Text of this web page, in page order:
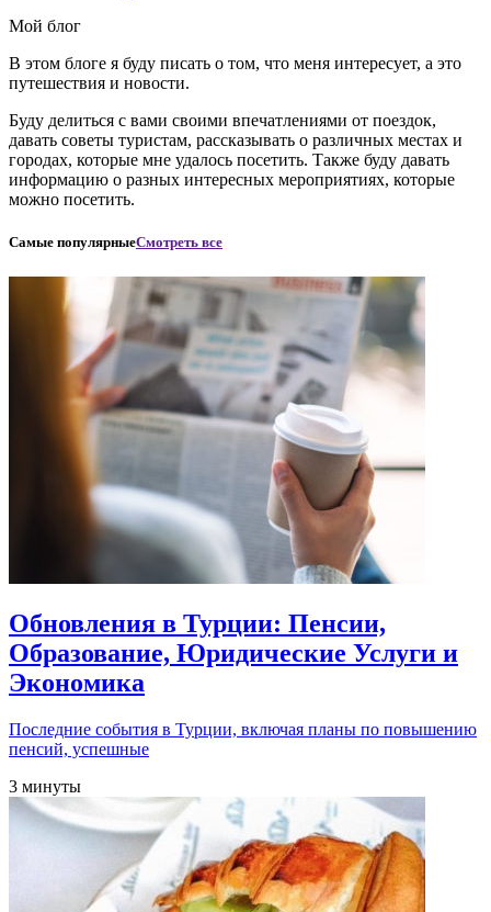
Мой блог
В этом блоге я буду писать о том, что меня интересует, а это
путешествия и новости.
Буду делиться с вами своими впечатлениями от поездок,
давать советы туристам, рассказывать о различных местах и
городах, которые мне удалось посетить. Также буду давать
информацию о разных интересных мероприятиях, которые
можно посетить.
Самые популярныеСмотреть все
Обновления в Турции: Пенсии,
Образование, Юридические Услуги и
Экономика
Последние события в Турции, включая планы по повышению
пенсий, успешные
3 минуты